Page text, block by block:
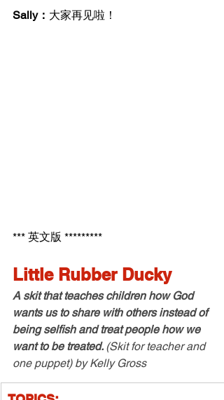
Sally： 大家再见啦！
*** 英文版 *********
Little Rubber Ducky
A skit that teaches children how God
wants us to share with others instead of
being selfish and treat people how we
want to be treated. (Skit for teacher and
one puppet) by Kelly Gross